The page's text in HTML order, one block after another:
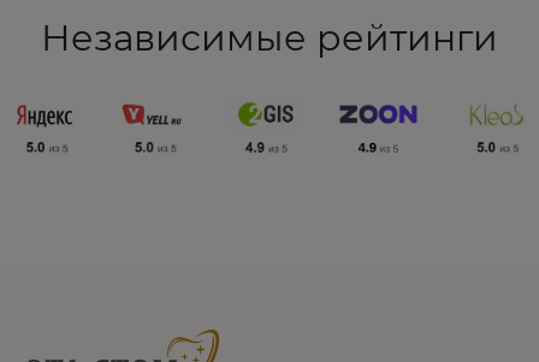
Независимые рейтинги